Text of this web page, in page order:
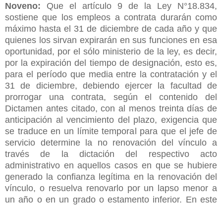
Noveno: Que el artículo 9 de la Ley N°18.834,
sostiene que los empleos a contrata durarán como
máximo hasta el 31 de diciembre de cada año y que
quienes los sirvan expirarán en sus funciones en esa
oportunidad, por el sólo ministerio de la ley, es decir,
por la expiración del tiempo de designación, esto es,
para el período que media entre la contratación y el
31 de diciembre, debiendo ejercer la facultad de
prorrogar una contrata, según el contenido del
Dictamen antes citado, con al menos treinta días de
anticipación al vencimiento del plazo, exigencia que
se traduce en un límite temporal para que el jefe de
servicio determine la no renovación del vínculo a
través de la dictación del respectivo acto
administrativo en aquellos casos en que se hubiere
generado la confianza legítima en la renovación del
vínculo, o resuelva renovarlo por un lapso menor a
un año o en un grado o estamento inferior. En este